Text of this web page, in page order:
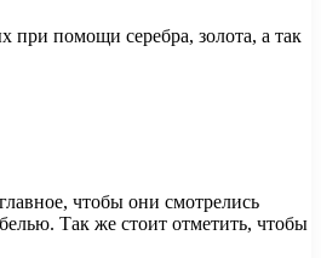
при помощи серебра, золота, а так
чтобы они смотрелись
Так же стоит отметить, чтобы